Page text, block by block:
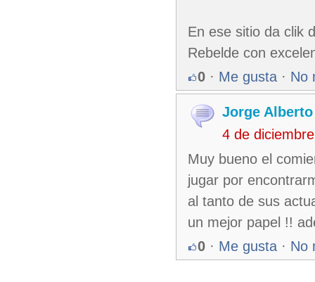
En ese sitio da clik
Rebelde con
0 · Me gusta · No
Jorge
4 de
Muy bueno el
jugar por
al tanto de sus
un mejor papel !!
0 · Me gusta · No